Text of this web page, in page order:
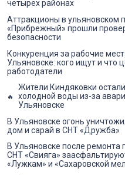
четырёх районах
Аттракционы в ульяновском
«Прибрежный» прошли
безопасности
Конкуренция за рабочие
Ульяновске: кого ищут и что
работодатели
Жители Киндяковки
холодной воды из-за
Ульяновске
В Ульяновске огонь
дом и сарай в СНТ «Дружба»
В Ульяновске после ремонта
СНТ «Свияга»
«Лужкам» и «Сахаровской